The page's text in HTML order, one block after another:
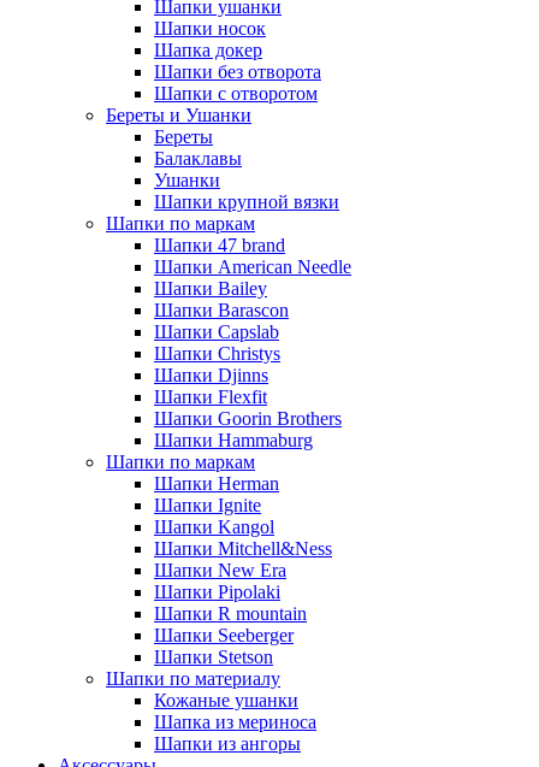
Шапки ушанки
Шапки носок
Шапка докер
Шапки без отворота
Шапки с отворотом
Береты и Ушанки
Береты
Балаклавы
Ушанки
Шапки крупной вязки
Шапки по маркам
Шапки 47 brand
Шапки American Needle
Шапки Bailey
Шапки Barascon
Шапки Capslab
Шапки Christys
Шапки Djinns
Шапки Flexfit
Шапки Goorin Brothers
Шапки Hammaburg
Шапки по маркам
Шапки Herman
Шапки Ignite
Шапки Kangol
Шапки Mitchell&Ness
Шапки New Era
Шапки Pipolaki
Шапки R mountain
Шапки Seeberger
Шапки Stetson
Шапки по материалу
Кожаные ушанки
Шапка из мериноса
Шапки из ангоры